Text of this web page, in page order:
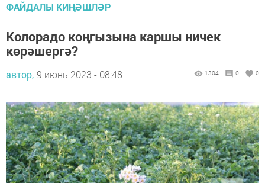
ФАЙДАЛЫ КИҢӘШЛӘР
Колорадо коңгызына каршы ничек
көрәшергә?
автор, 9 июнь 2023 - 08:48 1304 0 0